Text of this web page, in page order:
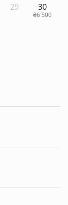
29 30
₴6 500